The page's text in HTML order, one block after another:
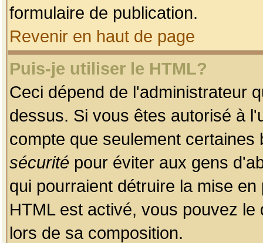
formulaire de publication.
Revenir en haut de page
Puis-je utiliser le HTML?
Ceci dépend de l'administrateur
dessus. Si vous êtes autorisé à
compte que seulement
sécurité pour éviter aux gens
qui pourraient détruire la mise
HTML est activé, vous pouvez
lors de sa composition.